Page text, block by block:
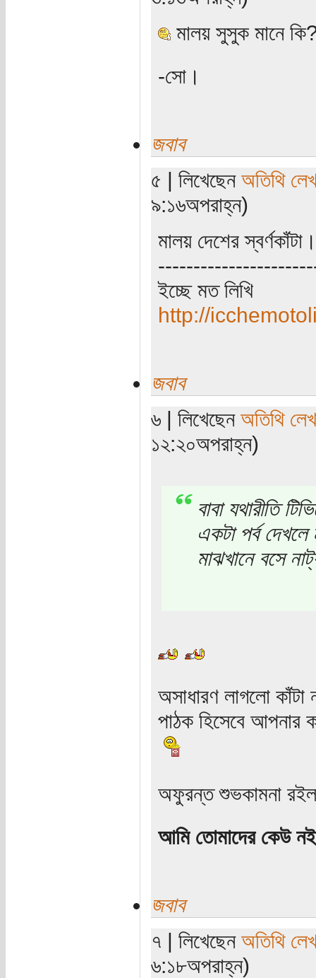
মালয় সুসুক মানে
-সো।
জবাব
৫ | লিখেছেন অতিথি
৯:১৬অপরাহ্ন)
মালয় দেশের
ইচ্ছে মত লিখি
http://
জবাব
৬ | লিখেছেন অতিথি
১২:২০অপরাহ্ন)
বাবা যথারীতি
একটা পর্ব
মাঝখানে বসে
অসাধারণ লাগলো কাঁটা
পাঠক হিসেবে আপনার
অফুরন্ত শুভকামনা
আমি তোমাদের কেউ নই
জবাব
৭ | লিখেছেন অতিথি
৬:১৮অপরাহ্ন)